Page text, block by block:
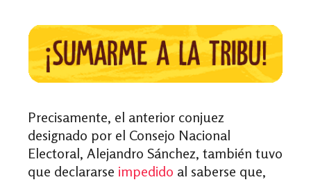
Precisamente, el anterior conjuez
designado por el Consejo Nacional
Electoral, Alejandro Sánchez, también tuvo
que declararse impedido al saberse que,